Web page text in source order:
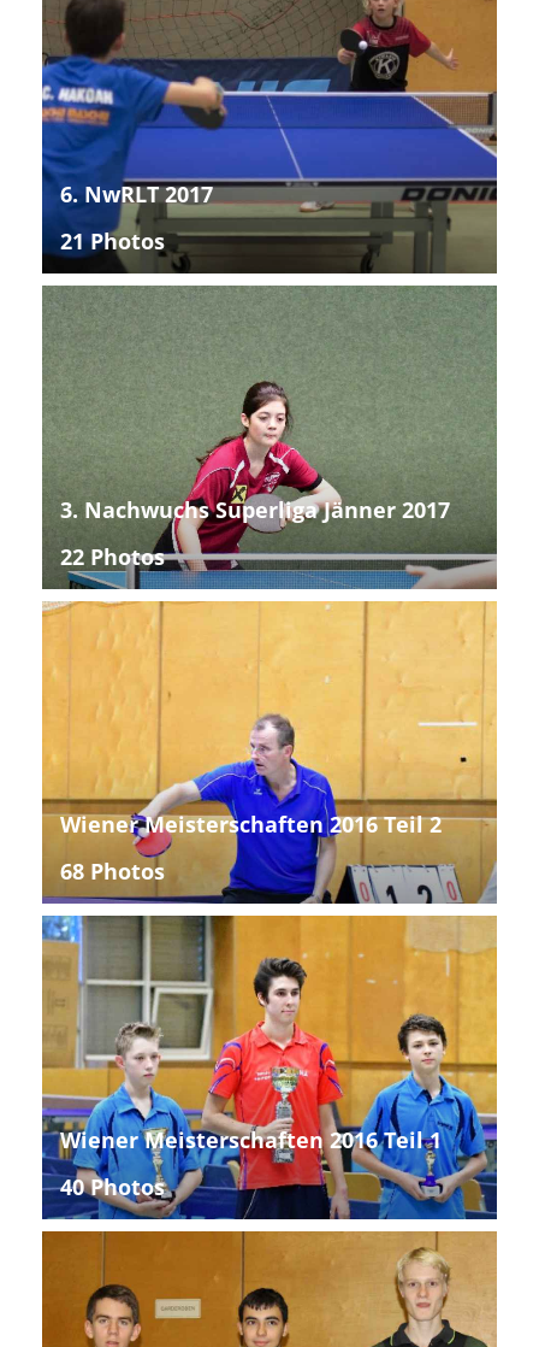
6. NwRLT 2017
21 Photos
3. Nachwuchs Superliga Jänner 2017
22 Photos
Wiener Meisterschaften 2016 Teil 2
68 Photos
Wiener Meisterschaften 2016 Teil 1
40 Photos